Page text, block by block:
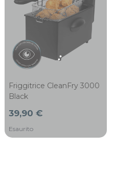
Friggitrice CleanFry 3000
Black
39,90 €
Esaurito